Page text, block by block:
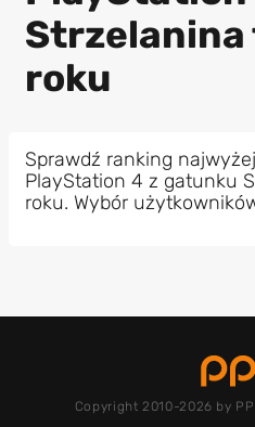
Strzelanina
roku
Sprawdź ranking
PlayStation 4 z gatunku
roku. Wybór
Copyright 2010-2026 by